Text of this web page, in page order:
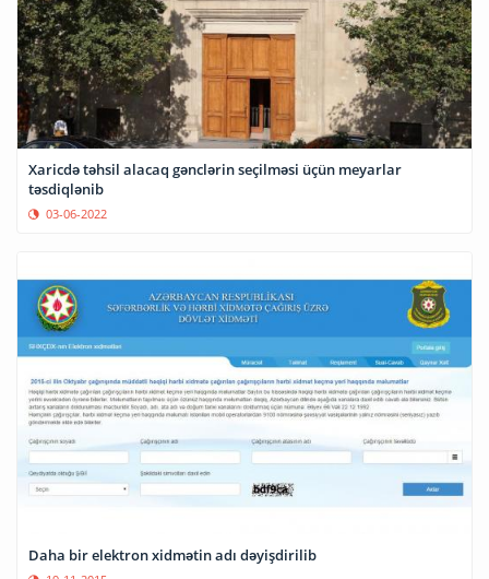
Xaricdə təhsil alacaq gənclərin seçilməsi üçün meyarlar
təsdiqlənib
03-06-2022
Daha bir elektron xidmətin adı dəyişdirilib